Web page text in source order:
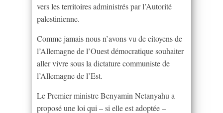
vers les territoires administrés par l’Autorité
palestinienne.
Comme jamais nous n’avons vu de citoyens de
l’Allemagne de l’Ouest démocratique souhaiter
aller vivre sous la dictature communiste de
l’Allemagne de l’Est.
Le Premier ministre Benyamin Netanyahu a
proposé une loi qui – si elle est adoptée –